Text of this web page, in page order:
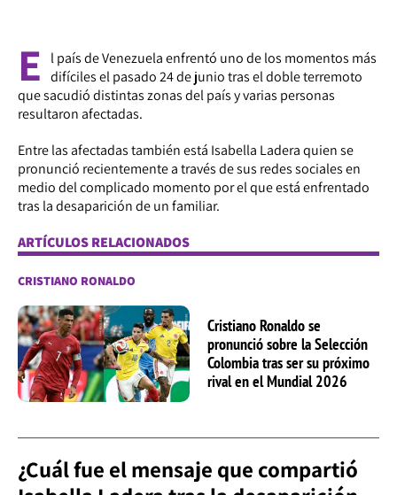
E
l país de Venezuela enfrentó uno de los momentos más
difíciles el pasado 24 de junio tras el doble terremoto
que sacudió distintas zonas del país y varias personas
resultaron afectadas.
Entre las afectadas también está Isabella Ladera quien se
pronunció recientemente a través de sus redes sociales en
medio del complicado momento por el que está enfrentado
tras la desaparición de un familiar.
ARTÍCULOS RELACIONADOS
CRISTIANO RONALDO
Cristiano Ronaldo se
pronunció sobre la Selección
Colombia tras ser su próximo
rival en el Mundial 2026
¿Cuál fue el mensaje que compartió